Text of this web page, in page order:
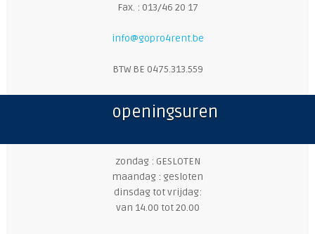
Fax. : 013/46 20 17
info@gopro4rent.be
BTW BE 0475.313.559
openingsuren
zondag : GESLOTEN
maandag : gesloten
dinsdag tot vrijdag:
van 14.00 tot 20.00